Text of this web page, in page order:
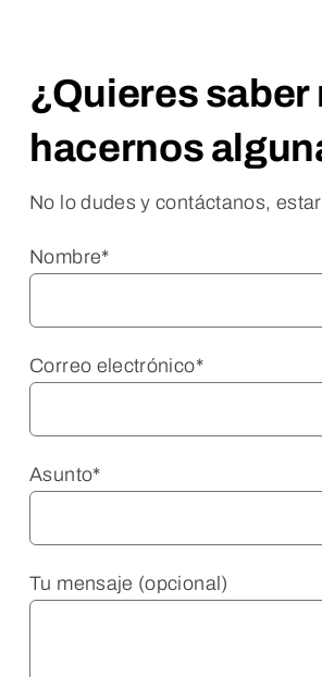
¿Quieres
hacernos
No lo dudes y contáctanos,
Nombre*
Correo electrónico*
Asunto*
Tu mensaje (opcional)